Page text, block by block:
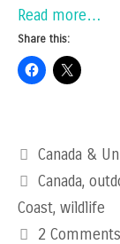
Read more…
Share this:
Categories
Canada &
Tags
Canada,
Coast, wildlife
2 Comments